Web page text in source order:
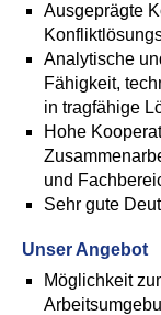
Ausgeprägte
Analytische
Fähigkeit,
in tragfähige
Hohe
und
Sehr gute
Unser Angebot
Möglichkeit